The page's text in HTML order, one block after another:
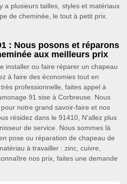
a plusieurs tailles, styles et matériaux
de cheminée, le tout à petit prix.
: Nous posons et réparons
aux meilleurs prix
installer ou faire réparer un chapeau
à faire des économies tout en
professionnelle, faites appel à
91 sise à Corbreuse. Nous
notre grand savoir-faire et nos
résidez dans le 91410, N’allez plus
de service. Nous sommes là
pose ou réparation de chapeau de
à travailler : zinc, cuivre,
nos prix, faites une demande